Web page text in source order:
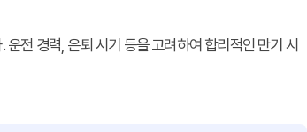
전 경력, 은퇴 시기 등을 고려하여 합리적인 만기 시